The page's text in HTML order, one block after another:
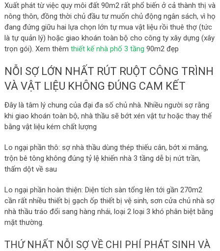
Xuất phát từ việc quy môi đất 90m2 rất phổ biến ở cả thành thị và
nông thôn, đồng thời chủ đầu tư muốn chủ động ngân sách, vì họ
đang đứng giữu hai lựa chọn lớn tự mua vật liệu rồi thuê thợ (tức
là tự quản lý) hoặc giao khoán toàn bộ cho công ty xây dựng (xây
trọn gói). Xem thêm thiết kế nhà phố 3 tầng 90m2 đẹp
NỖI SỢ LỚN NHẤT RÚT RUỘT CÔNG TRÌNH
VÀ VẬT LIỆU KHÔNG ĐÚNG CAM KẾT
Đây là tâm lý chung của đại đa số chủ nhà. Nhiều người sợ rằng
khi giao khoán toàn bộ, nhà thầu sẽ bớt xén vật tư hoặc thay thế
bằng vật liệu kém chất lượng
Lo ngại phần thô: sợ nhà thầu dùng thép thiếu cân, bớt xi măng,
trộn bê tông không đúng tỷ lệ khiến nhà 3 tầng dễ bị nứt trần,
thấm dột về sau
Lo ngại phần hoàn thiện: Diện tích sàn tổng lên tới gần 270m2
cần rất nhiều thiết bị gạch ốp thiết bị vệ sinh, sơn cửa chủ nhà sợ
nhà thầu tráo đổi sang hàng nhái, loại 2 loại 3 khó phân biệt bằng
mặt thường.
THỨ NHẤT NỖI SỢ VỀ CHI PHÍ PHÁT SINH VÀ